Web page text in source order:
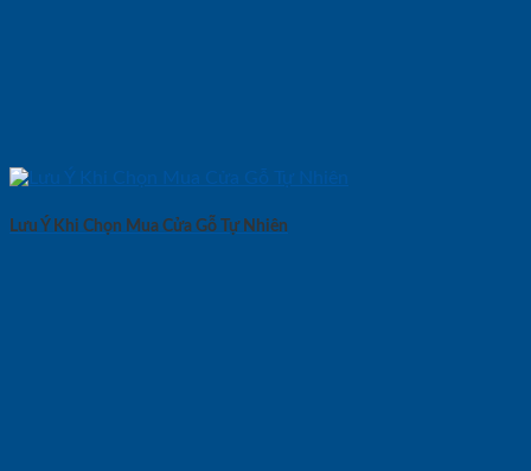
Lưu Ý Khi Chọn Mua Cửa Gỗ Tự Nhiên